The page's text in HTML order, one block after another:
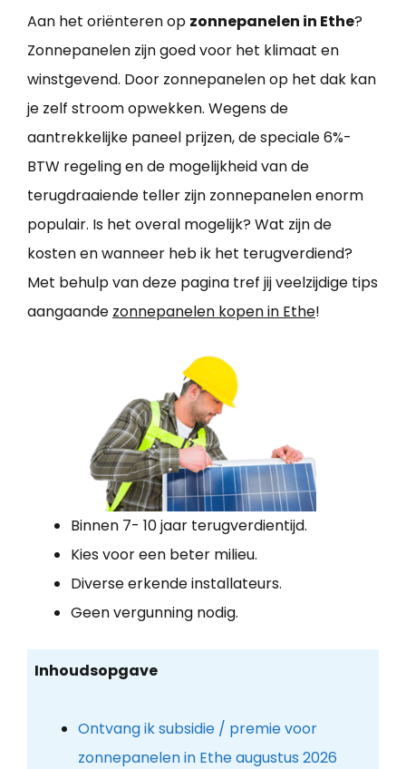
Aan het oriënteren op zonnepanelen in Ethe?
Zonnepanelen zijn goed voor het klimaat en
winstgevend. Door zonnepanelen op het dak kan
je zelf stroom opwekken. Wegens de
aantrekkelijke paneel prijzen, de speciale 6%-
BTW regeling en de mogelijkheid van de
terugdraaiende teller zijn zonnepanelen enorm
populair. Is het overal mogelijk? Wat zijn de
kosten en wanneer heb ik het terugverdiend?
Met behulp van deze pagina tref jij veelzijdige tips
aangaande zonnepanelen kopen in Ethe!
Binnen 7- 10 jaar terugverdientijd.
Kies voor een beter milieu.
Diverse erkende installateurs.
Geen vergunning nodig.
Inhoudsopgave
Ontvang ik subsidie / premie voor
zonnepanelen in Ethe augustus 2026